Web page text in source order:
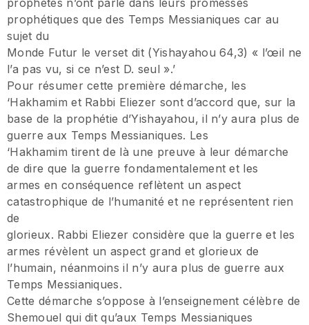
prophétiques que des Temps Messianiques car au
sujet du
Monde Futur le verset dit (Yishayahou 64,3) « l’œil ne
l’a pas vu, si ce n’est D. seul ».’
Pour résumer cette première démarche, les
‘Hakhamim et Rabbi Eliezer sont d’accord que, sur la
base de la prophétie d’Yishayahou, il n’y aura plus de
guerre aux Temps Messianiques. Les
‘Hakhamim tirent de là une preuve à leur démarche
de dire que la guerre fondamentalement et les
armes en conséquence reflètent un aspect
catastrophique de l’humanité et ne représentent rien
de
glorieux. Rabbi Eliezer considère que la guerre et les
armes révèlent un aspect grand et glorieux de
l’humain, néanmoins il n’y aura plus de guerre aux
Temps Messianiques.
Cette démarche s’oppose à l’enseignement célèbre de
Shemouel qui dit qu’aux Temps Messianiques